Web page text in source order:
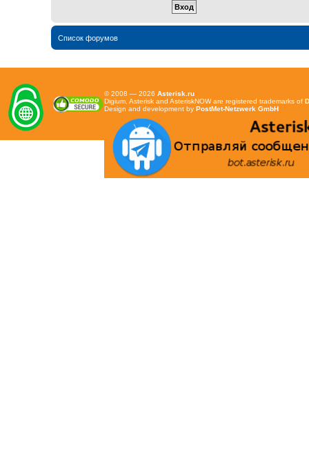
Список форумов
© 2008 — 2026 Asterisk.ru
Digium, Asterisk and AsteriskNOW are registered trademarks of
Design and development by PostMet-Netzwerk GmbH